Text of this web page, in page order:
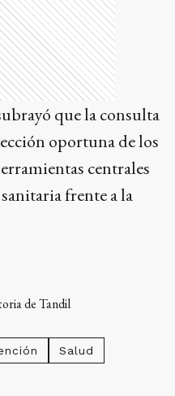
que la consulta
oportuna de los
centrales
frente a la
de Tandil
Salud